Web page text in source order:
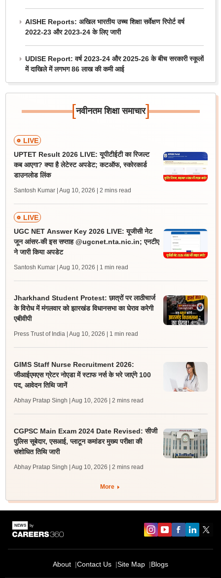
AISHE Reports: अखिल भारतीय उच्च शिक्षा सर्वेक्षण रिपोर्ट वर्ष
2022-23 और 2023-24 के लिए जारी
UDISE Report: वर्ष 2023-24 और 2025-26 के बीच सरकारी स्कूलों
में दाखिले में लगभग 86 लाख की कमी आई
[नवीनतम शिक्षा समाचार]
LIVE
UPTET Result 2026 LIVE: यूपीटीईटी का रिजल्ट
कब आएगा? क्या है लेटेस्ट अपडेट; कटऑफ, स्कोरकार्ड
डाउनलोड लिंक
Santosh Kumar | Aug 10, 2026 | 2 mins read
LIVE
UGC NET Answer Key 2026 LIVE: यूजीसी नेट
जून आंसर-की इस सप्ताह @ugcnet.nta.nic.in; एनटीए
ने जारी किया अपडेट
Santosh Kumar | Aug 10, 2026 | 1 min read
Jharkhand Student Protest: छात्रों पर लाठीचार्ज
के विरोध में मंगलवार को झारखंड विधानसभा का घेराव करेगी
एबीवीपी
Press Trust of India | Aug 10, 2026 | 1 min read
GIMS Staff Nurse Recruitment 2026:
जीआईएमएस ग्रेटर नोएडा में स्टाफ नर्स के भरे जाएंगे 100
पद, आवेदन तिथि जानें
Abhay Pratap Singh | Aug 10, 2026 | 2 mins read
CGPSC Main Exam 2024 Date Revised: सीजी
पुलिस सूबेदार, एसआई, प्लाटून कमांडर मुख्य परीक्षा की
संशोधित तिथि जारी
Abhay Pratap Singh | Aug 10, 2026 | 2 mins read
More
About Contact Us Site Map Blogs